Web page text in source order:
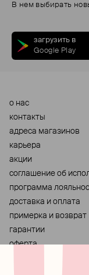
В нем выбирать
загрузить в
Google Play
о нас
контакты
адреса магазинов
карьера
акции
cоглашение об
программа
доставка и оплата
примерка и возврат
гарантии
оферта